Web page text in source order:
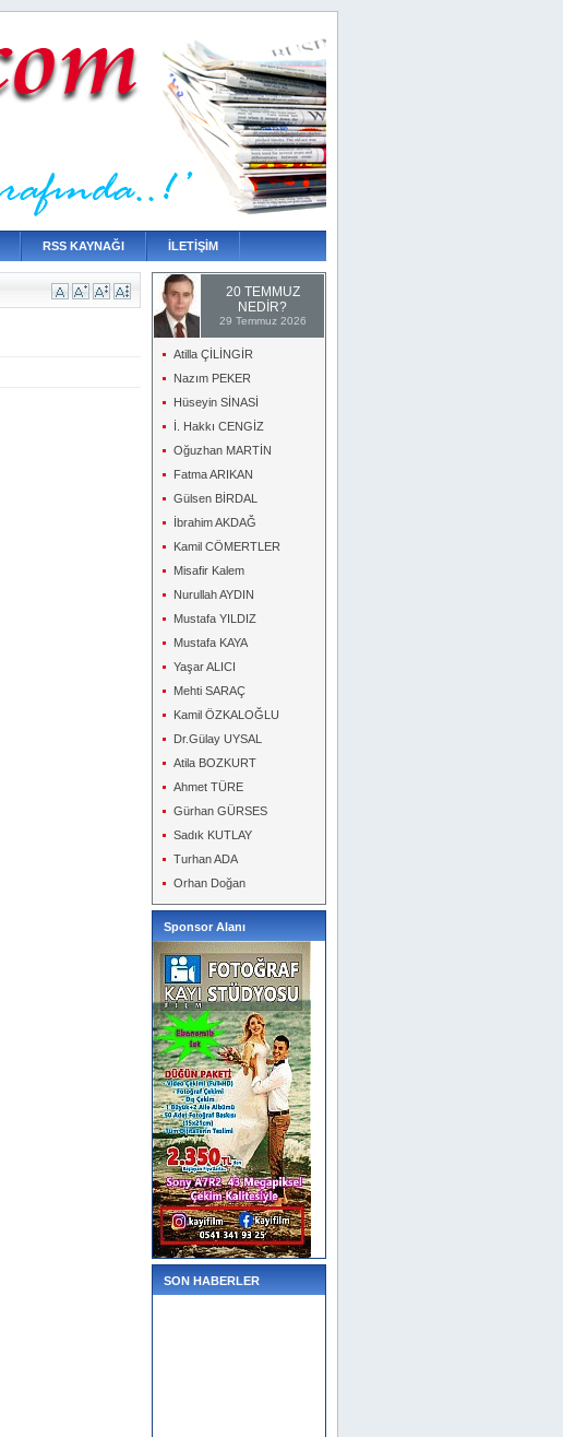
RSS KAYNAĞI İLETİŞİM
20 TEMMUZ
NEDİR?
29 Temmuz 2026
Atilla ÇİLİNGİR
Nazım PEKER
Hüseyin SİNASİ
İ. Hakkı CENGİZ
Oğuzhan MARTİN
Fatma ARIKAN
Gülsen BİRDAL
İbrahim AKDAĞ
Kamil CÖMERTLER
Misafir Kalem
Nurullah AYDIN
Mustafa YILDIZ
Mustafa KAYA
Yaşar ALICI
Mehti SARAÇ
Kamil ÖZKALOĞLU
Dr.Gülay UYSAL
Atila BOZKURT
Ahmet TÜRE
Gürhan GÜRSES
Sadık KUTLAY
Turhan ADA
Orhan Doğan
Sponsor Alanı
SON HABERLER